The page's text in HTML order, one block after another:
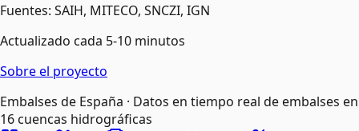
Fuentes: SAIH, MITECO, SNCZI, IGN
Actualizado cada 5-10 minutos
Sobre el proyecto
Embalses de España · Datos en tiempo real de embalses en
16 cuencas hidrográficas